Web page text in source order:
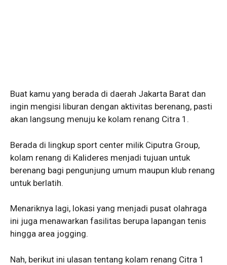
Buat kamu yang berada di daerah Jakarta Barat dan
ingin mengisi liburan dengan aktivitas berenang, pasti
akan langsung menuju ke kolam renang Citra 1.
Berada di lingkup sport center milik Ciputra Group,
kolam renang di Kalideres menjadi tujuan untuk
berenang bagi pengunjung umum maupun klub renang
untuk berlatih.
Menariknya lagi, lokasi yang menjadi pusat olahraga
ini juga menawarkan fasilitas berupa lapangan tenis
hingga area jogging.
Nah, berikut ini ulasan tentang kolam renang Citra 1